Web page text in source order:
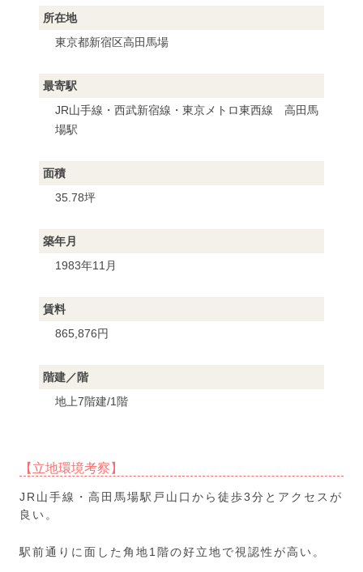
所在地
東京都新宿区高田馬場
最寄駅
JR山手線・西武新宿線・東京メトロ東西線 高田馬
場駅
面積
35.78坪
築年月
1983年11月
賃料
865,876円
階建／階
地上7階建/1階
【立地環境考察】
JR山手線・高田馬場駅戸山口から徒歩3分とアクセスが
良い。
駅前通りに面した角地1階の好立地で視認性が高い。